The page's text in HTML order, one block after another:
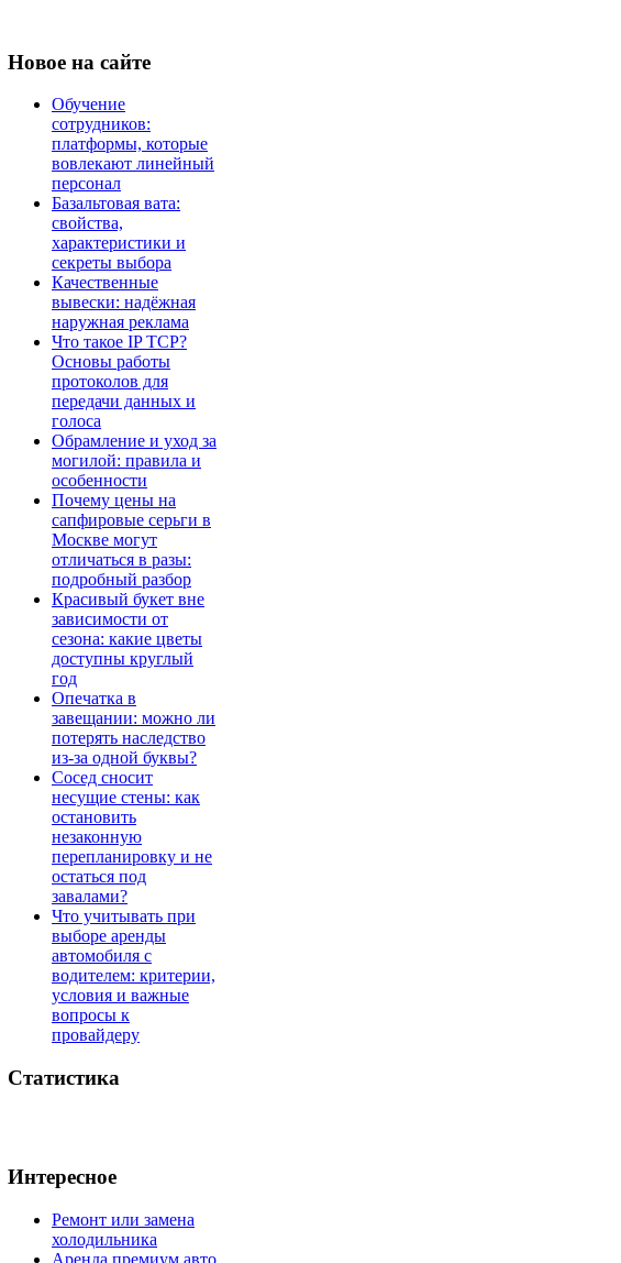
Новое на сайте
Обучение
сотрудников:
платформы, которые
вовлекают линейный
персонал
Базальтовая вата:
свойства,
характеристики и
секреты выбора
Качественные
вывески: надёжная
наружная реклама
Что такое IP TCP?
Основы работы
протоколов для
передачи данных и
голоса
Обрамление и уход за
могилой: правила и
особенности
Почему цены на
сапфировые серьги в
Москве могут
отличаться в разы:
подробный разбор
Красивый букет вне
зависимости от
сезона: какие цветы
доступны круглый
год
Опечатка в
завещании: можно ли
потерять наследство
из-за одной буквы?
Сосед сносит
несущие стены: как
остановить
незаконную
перепланировку и не
остаться под
завалами?
Что учитывать при
выборе аренды
автомобиля с
водителем: критерии,
условия и важные
вопросы к
провайдеру
Статистика
Интересное
Ремонт или замена
холодильника